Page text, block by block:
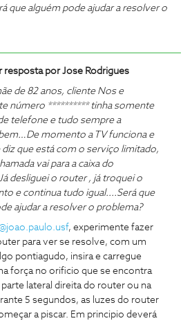
que alguém pode ajudar a resolver o
resposta porJose Rodrigues
de 82 anos, cliente Nos e
número ********** tinha somente
telefone e tudo sempre a
momento a TV funciona e
que está com o serviço limitado,
vai para a caixa do
desliguei o router , já troquei o
e continua tudo igual....Será que
ajudar a resolver o problema?
, experimente fazer
para ver se resolve, com um
pontiagudo, insira e carregue
força no orificio que se encontra
lateral direita do router ou na
5 segundos, as luzes do router
a piscar. Em principio deverá